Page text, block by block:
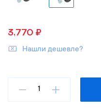
3,770 ₽
Нашли дешевле?